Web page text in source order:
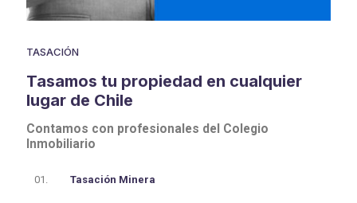
TASACIÓN
Tasamos tu propiedad en cualquier
lugar de Chile
Contamos con profesionales del Colegio
Inmobiliario
01. Tasación Minera